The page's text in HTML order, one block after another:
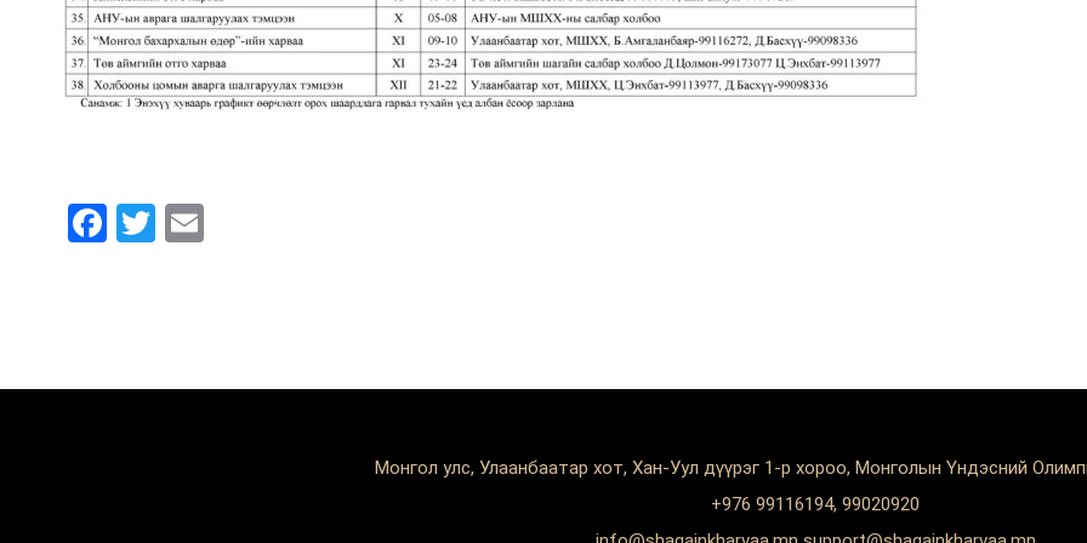
Facebook
Twitter
Монгол улс, Улаанбаатар хот, Хан-Уул дүүрэг 1-р хороо, Монголын Үндэсний
+976 99116194, 99020920